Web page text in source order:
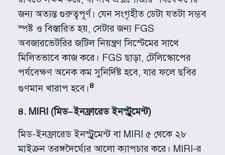
জন্য অত্যন্ত গুরুত্বপূর্ণ। যেন সংগৃহীত ডেটা যতটা সম্ভব
স্পষ্ট ও বিস্তারিত হয়, সেটার জন্য FGS
অবজারভেটরির জটিল নিয়ন্ত্রণ সিস্টেমের সাথে
মিলিতভাবে কাজ করে। FGS ছাড়া, টেলিস্কোপের
পর্যবেক্ষণ অনেক কম সুনির্দিষ্ট হবে, যার ফলে ছবির
গুণমান খারাপ হবে।৪
৪. MIRI (মিড–ইনফ্রারেড ইনস্ট্রুমেন্ট)
মিড-ইনফ্রারেড ইনস্ট্রুমেন্ট বা MIRI ৫ থেকে ২৮
মাইক্রন তরঙ্গদৈর্ঘ্যের আলো ক্যাপচার করে। MIRI-র